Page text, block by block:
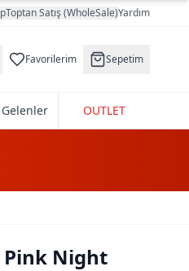
Toptan Satış (WholeSale)Yardım
Favorilerim Sepetim
OUTLET
Pink Night